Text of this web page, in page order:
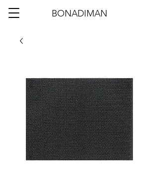
BONADIMAN